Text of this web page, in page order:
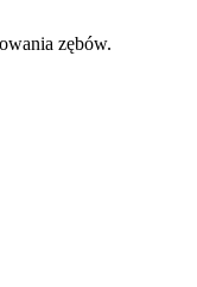
zębów.